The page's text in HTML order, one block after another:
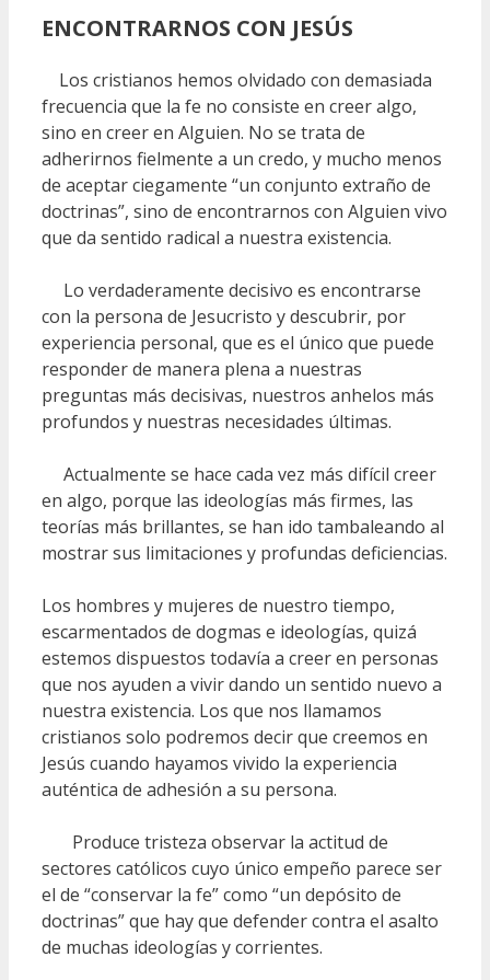
ENCONTRARNOS CON JESÚS
Los cristianos hemos olvidado con demasiada
frecuencia que la fe no consiste en creer algo,
sino en creer en Alguien. No se trata de
adherirnos fielmente a un credo, y mucho menos
de aceptar ciegamente “un conjunto extraño de
doctrinas”, sino de encontrarnos con Alguien vivo
que da sentido radical a nuestra existencia.
Lo verdaderamente decisivo es encontrarse
con la persona de Jesucristo y descubrir, por
experiencia personal, que es el único que puede
responder de manera plena a nuestras
preguntas más decisivas, nuestros anhelos más
profundos y nuestras necesidades últimas.
Actualmente se hace cada vez más difícil creer
en algo, porque las ideologías más firmes, las
teorías más brillantes, se han ido tambaleando al
mostrar sus limitaciones y profundas deficiencias.
Los hombres y mujeres de nuestro tiempo,
escarmentados de dogmas e ideologías, quizá
estemos dispuestos todavía a creer en personas
que nos ayuden a vivir dando un sentido nuevo a
nuestra existencia. Los que nos llamamos
cristianos solo podremos decir que creemos en
Jesús cuando hayamos vivido la experiencia
auténtica de adhesión a su persona.
Produce tristeza observar la actitud de
sectores católicos cuyo único empeño parece ser
el de “conservar la fe” como “un depósito de
doctrinas” que hay que defender contra el asalto
de muchas ideologías y corrientes.